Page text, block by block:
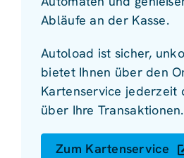
Abläufe an der Kasse.
Autoload ist sicher,
bietet Ihnen über den
Kartenservice jederzeit
über Ihre Transaktionen.
Zum Kartenservice